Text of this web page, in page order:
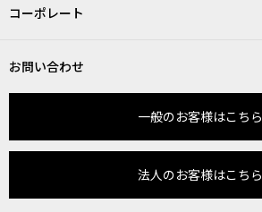
コーポレート
お問い合わせ
一般のお客様はこちら
法人のお客様はこちら